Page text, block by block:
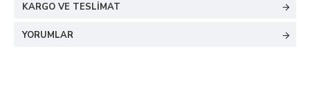
KARGO VE TESLIMAT
YORUMLAR